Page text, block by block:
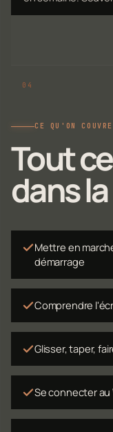
CE QU'ON
Tout
dans
Mettre en
démarrage
Comprendre
Glisser, taper,
Se connecter